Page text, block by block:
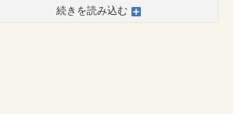
続きを読み込む